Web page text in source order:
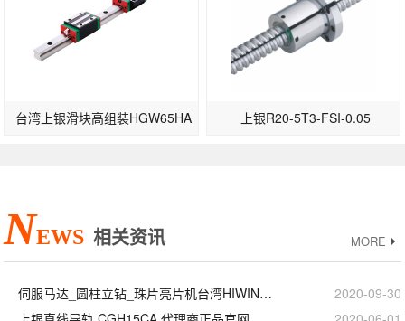
台湾上银滑块高组装HGW65HA 上银R20-5T3-FSI-0.05
NEWS 相关资讯 MORE
伺服马达_圆柱立钻_珠片亮片机台湾HIWIN上银直线模组滑台
2020-09-30